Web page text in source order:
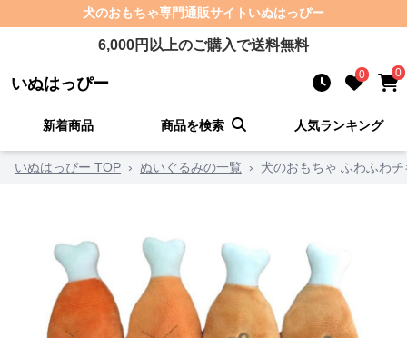
犬のおもちゃ専門通販サイト いぬはっぴー
6,000円以上のご購入で送料無料
いぬはっぴー 0 0
新着商品 商品を検索 人気ランキング
いぬはっぴー TOP › ぬいぐるみの一覧 › 犬のおもちゃ ふわふわ